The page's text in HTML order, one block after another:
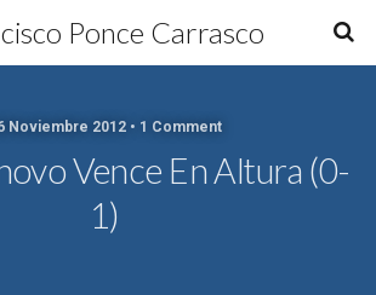
Ponce Carrasco
Noviembre 2012 • 1 Comment
Vence En Altura (0-
1)